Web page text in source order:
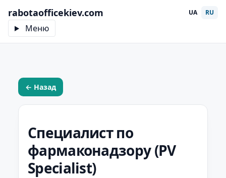
rabotaofficekiev.com
Меню
UA RU
← Назад
Специалист по
фармаконадзору (PV
Specialist)